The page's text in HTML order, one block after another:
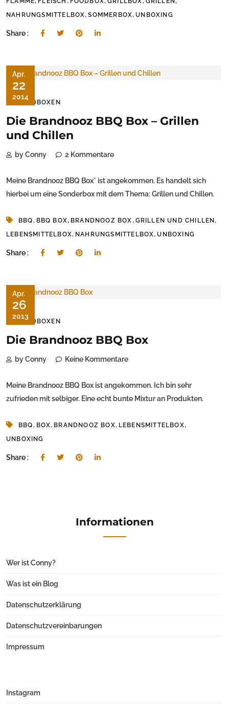
NAHRUNGSMITTELBOX,SOMMERBOX,UNBOXING
Share :
Apr.
22
2014
FOODBOXEN
Die Brandnooz BBQ Box – Grillen
und Chillen
by Conny 2 Kommentare
Meine Brandnooz BBQ Box* ist angekommen. Es handelt sich
hierbei um eine Sonderbox mit dem Thema: Grillen und Chillen.
BBQ, BBQ BOX, BRANDNOOZ BOX, GRILLEN UND CHILLEN,
LEBENSMITTELBOX, NAHRUNGSMITTELBOX,UNBOXING
Share :
Apr.
26
2013
FOODBOXEN
Die Brandnooz BBQ Box
by Conny Keine Kommentare
Meine Brandnooz BBQ Box ist angekommen. Ich bin sehr
zufrieden mit selbiger. Eine echt bunte Mixtur an Produkten.
BBQ, BOX, BRANDNOOZ BOX, LEBENSMITTELBOX,
UNBOXING
Share :
Informationen
Wer ist Conny?
Was ist ein Blog
Datenschutzerklärung
Datenschutzvereinbarungen
Impressum
Instagram